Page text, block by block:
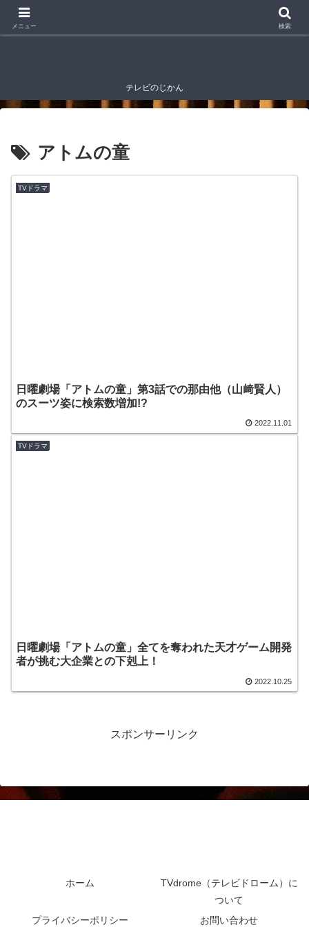
テレビのじかん
アトムの童
TVドラマ
日曜劇場「アトムの童」第3話での那由他（山﨑賢人）
のスーツ姿に検索数増加!?
2022.11.01
TVドラマ
日曜劇場「アトムの童」全てを奪われた天才ゲーム開発
者が挑む大企業との下剋上！
2022.10.25
スポンサーリンク
ホーム
TVdrome（テレビドローム）に
ついて
プライバシーポリシー
お問い合わせ
メニュー 検索